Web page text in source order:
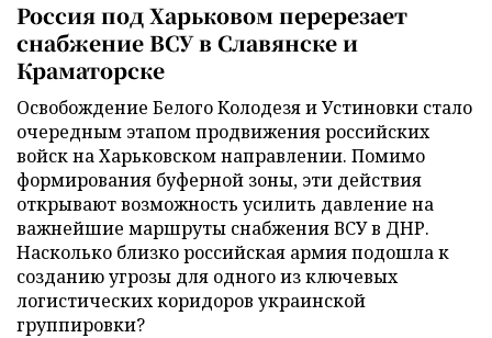
Россия под Харьковом перерезает
снабжение ВСУ в Славянске и
Краматорске
Освобождение Белого Колодезя и Устиновки стало
очередным этапом продвижения российских
войск на Харьковском направлении. Помимо
формирования буферной зоны, эти действия
открывают возможность усилить давление на
важнейшие маршруты снабжения ВСУ в ДНР.
Насколько близко российская армия подошла к
созданию угрозы для одного из ключевых
логистических коридоров украинской
группировки?